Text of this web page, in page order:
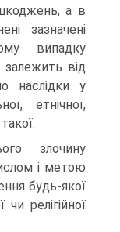
а в
зазначені
випадку
від
наслідки у
етнічної,
злочину
і метою
будь-якої
чи релігійної